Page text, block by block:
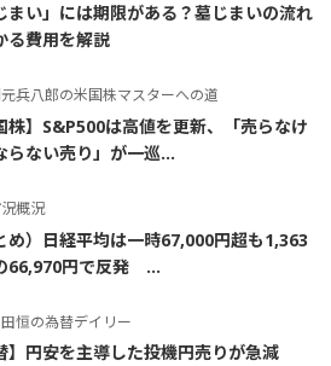
まい」には期限がある？墓じまいの流れ
る費用を解説
兵八郎の米国株マスターへの道
株】S&P500は高値を更新、「売らなけ
らない売り」が一巡...
概況
め）日経平均は一時67,000円超も1,363
66,970円で反発 ...
恒の為替デイリー
】円安を主導した投機円売りが急減